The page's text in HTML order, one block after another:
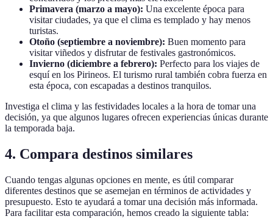
Primavera (marzo a mayo): Una excelente época para
visitar ciudades, ya que el clima es templado y hay menos
turistas.
Otoño (septiembre a noviembre): Buen momento para
visitar viñedos y disfrutar de festivales gastronómicos.
Invierno (diciembre a febrero): Perfecto para los viajes de
esquí en los Pirineos. El turismo rural también cobra fuerza en
esta época, con escapadas a destinos tranquilos.
Investiga el clima y las festividades locales a la hora de tomar una
decisión, ya que algunos lugares ofrecen experiencias únicas durante
la temporada baja.
4. Compara destinos similares
Cuando tengas algunas opciones en mente, es útil comparar
diferentes destinos que se asemejan en términos de actividades y
presupuesto. Esto te ayudará a tomar una decisión más informada.
Para facilitar esta comparación, hemos creado la siguiente tabla: